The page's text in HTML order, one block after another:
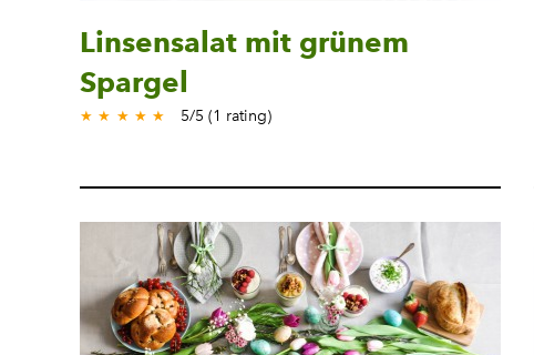
Linsensalat mit grünem
Spargel
★ ★ ★ ★ ★ 5/5 (1 rating)